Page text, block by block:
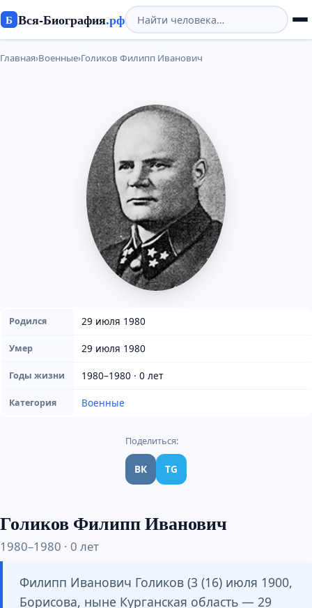
Б Вся-Биография.рф
Главная›Военные›Голиков Филипп Иванович
Родился 29 июля 1980
Умер 29 июля 1980
Годы жизни 1980–1980 · 0 лет
Категория Военные
Поделиться:
ВК TG
Голиков Филипп Иванович
1980–1980 · 0 лет
Филипп Иванович Голиков (3 (16) июля 1900,
Борисова, ныне Курганская область — 29